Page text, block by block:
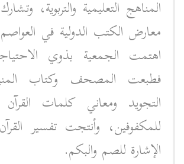
المناهج التعليمية والتربوية،
معارض الكتب الدولية في العواصم
اهتمت الجمعية بذوي
فطبعت المصحف وكتاب
التجويد ومعاني كلمات القرآن
للمكفوفين، وأنتجت تفسير
الإشارة للصم والبكم.